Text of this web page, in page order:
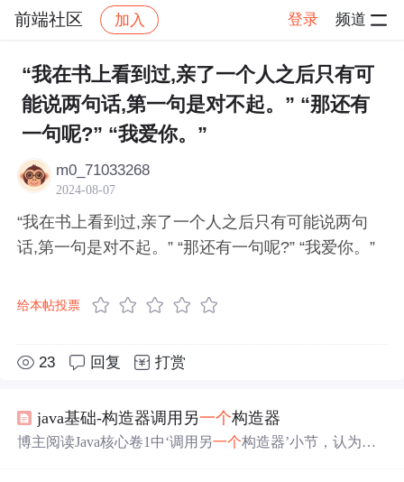
前端社区 加入 登录 频道
社区 前端社区 感慨 帖子详情
“我在书上看到过,亲了一个人之后只有可
能说两句话,第一句是对不起。” “那还有
一句呢?” “我爱你。”
m0_71033268
2024-08-07
“我在书上看到过,亲了一个人之后只有可能说两句
话,第一句是对不起。” “那还有一句呢?” “我爱你。”
给本帖投票
23 回复 打赏
java基础-构造器调用另一个构造器
博主阅读Java核心卷1中‘调用另一个构造器’小节，认为书